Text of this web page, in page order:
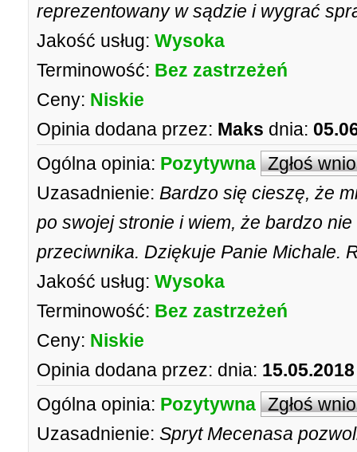
reprezentowany w sądzie i wygrać
Jakość usług: Wysoka
Terminowość: Bez zastrzeżeń
Ceny: Niskie
Opinia dodana przez: Maks dnia:
Ogólna opinia: Pozytywna Zgłoś
Uzasadnienie: Bardzo się cieszę, że
po swojej stronie i wiem, że bardzo nie
przeciwnika. Dziękuje Panie Michale.
Jakość usług: Wysoka
Terminowość: Bez zastrzeżeń
Ceny: Niskie
Opinia dodana przez: dnia:
Ogólna opinia: Pozytywna Zgłoś
Uzasadnienie: Spryt Mecenasa